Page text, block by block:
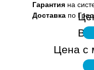
BYN
Цена с
Гарантия на
Доставка по